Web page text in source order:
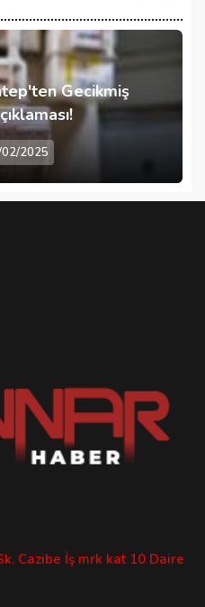
Gecikmiş
2025
Cazibe İş mrk kat 10 Daire